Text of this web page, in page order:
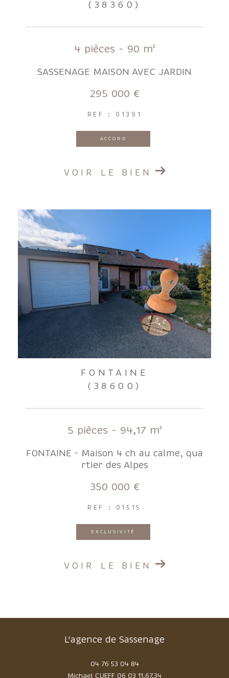
(38360)
4 pièces - 90 m²
SASSENAGE MAISON AVEC JARDIN
295 000 €
REF : 01391
ACCORD
VOIR LE BIEN
FONTAINE
(38600)
5 pièces - 94,17 m²
FONTAINE - Maison 4 ch au calme, qua
rtier des Alpes
350 000 €
REF : 01515
EXCLUSIVITÉ
VOIR LE BIEN
L'agence de Sassenage
04 76 53 04 84
Michael CUEFF 06 03 11.67.34